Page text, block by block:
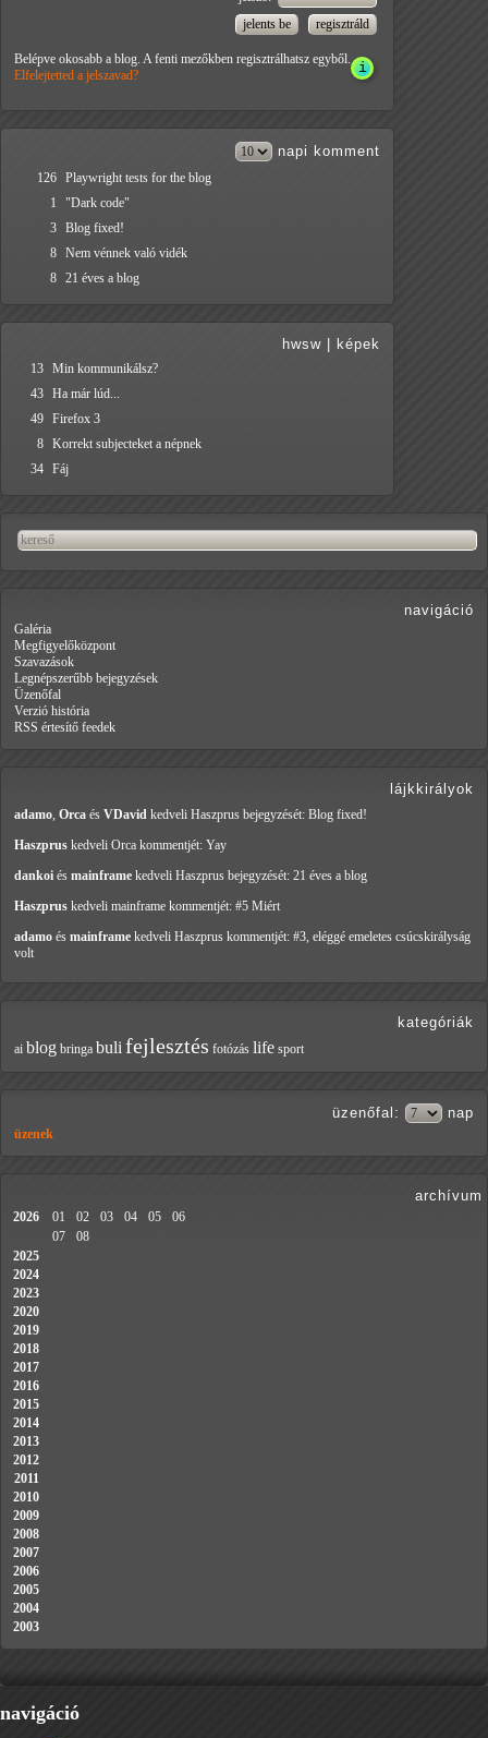
Belépve okosabb a blog. A fenti mezőkben regisztrálhatsz egyből.
Elfelejtetted a jelszavad?
napi komment
126 Playwright tests for the blog
1
"Dark code"
3 Blog fixed!
8 Nem vénnek való vidék
8 21 éves a blog
hwsw képek
13 Min kommunikálsz?
43 Ha már lúd...
49 Firefox 3
8 Korrekt subjecteket a népnek
34 Fáj
navigáció
Galéria
Megfigyelőközpont
Szavazások
Legnépszerűbb bejegyzések
Üzenőfal
Verzió história
RSS értesítő feedek
lájkkirályok
adamo, Orca és VDavid kedveli Haszprus bejegyzését: Blog fixed!
Haszprus kedveli Orca kommentjét: Yay
dankoi és mainframe kedveli Haszprus bejegyzését: 21 éves a blog
Haszprus kedveli mainframe kommentjét: #5 Miért
adamo és mainframe kedveli Haszprus kommentjét: #3, eléggé emeletes csúcskirályság
volt
kategóriák
ai blog bringa buli fejlesztés fotózás life sport
üzenőfal : nap
üzenek
archívum
2026 01 02 03 04 05
06
07
08
2025
2024
2023
2020
2019
2018
2017
2016
2015
2014
2013
2012
2011
2010
2009
2008
2007
2006
2005
2004
2003
navigáció